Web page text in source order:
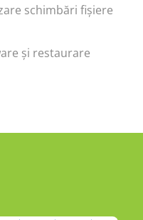
schimbări fișiere
și restaurare